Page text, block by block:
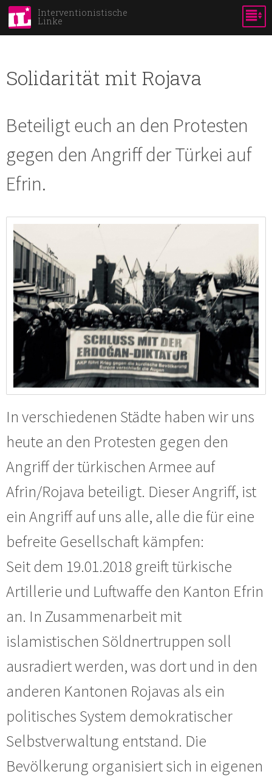
Skip to
content
Interventionistische
Linke
Solidarität mit Rojava
Beteiligt euch an den Protesten
gegen den Angriff der Türkei auf
Efrin.
In verschiedenen Städte haben wir uns
heute an den Protesten gegen den
Angriff der türkischen Armee auf
Afrin/Rojava beteiligt. Dieser Angriff, ist
ein Angriff auf uns alle, alle die für eine
befreite Gesellschaft kämpfen:
Seit dem 19.01.2018 greift türkische
Artillerie und Luftwaffe den Kanton Efrin
an. In Zusammenarbeit mit
islamistischen Söldnertruppen soll
ausradiert werden, was dort und in den
anderen Kantonen Rojavas als ein
politisches System demokratischer
Selbstverwaltung entstand. Die
Bevölkerung organisiert sich in eigenen